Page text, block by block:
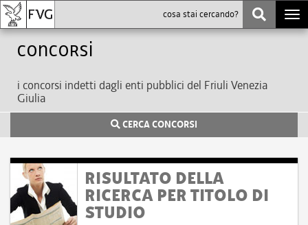
Concorsi
i concorsi indetti dagli enti pubblici del Friuli Venezia
Giulia
CERCA CONCORSI
RISULTATO DELLA
RICERCA PER TITOLO DI
STUDIO